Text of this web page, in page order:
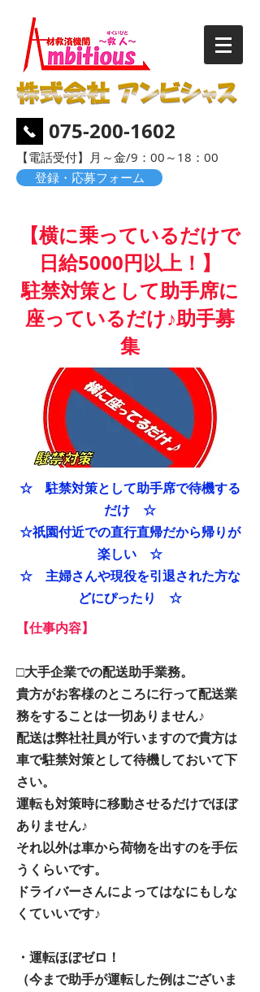
075-200-1602
​【電話受付】月～金/9：00～18：00
登録・応募フォーム
【横に乗っているだけで
日給5000円以上！】
駐禁対策として助手席に
座っているだけ♪助手募
集
​☆ 駐禁対策として助手席で待機する
だけ ☆
☆祇園付近での直行直帰だから帰りが
楽しい ☆
☆ 主婦さんや現役を引退された方な
どにぴったり ☆
【仕事内容】
□大手企業での配送助手業務。
貴方がお客様のところに行って配送業
務をすることは一切ありません♪
配送は弊社社員が行いますので貴方は
車で駐禁対策として待機しておいて下
さい。
運転も対策時に移動させるだけでほぼ
ありません♪
それ以外は車から荷物を出すのを手伝
うくらいです。
ドライバーさんによってはなにもしな
くていいです♪
・運転ほぼゼロ！
（今まで助手が運転した例はございま